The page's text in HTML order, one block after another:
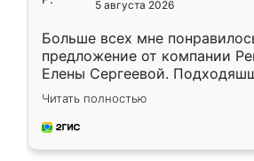
5 августа 2026
Больше всех мне
предложение от компании
Елены Сергеевой.
короткие сроки
для замера сотрудник
предложил по моему эскизу
Читать полностью